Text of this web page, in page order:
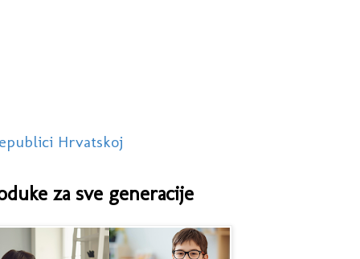
Hrvatskoj
za sve generacije